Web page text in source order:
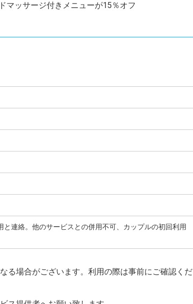
マッサージ付きメニューが15％オフ
連絡。他のサービスとの併用不可、カップルの初回利用
る場合がございます。利用の際は事前にご確認くだ